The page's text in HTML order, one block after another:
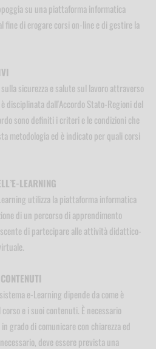
su una piattaforma informatica
fine di erogare corsi on-line e di gestire la
sicurezza e salute sul lavoro attraverso
disciplinata dall'Accordo Stato-Regioni del
sono definiti i criteri e le condizioni che
metodologia ed è indicato per quali corsi
LEARNING
utilizza la piattaforma informatica
di un percorso di apprendimento
di partecipare alle attività didattico-
e-Learning dipende da come è
e i suoi contenuti. È necessario
grado di comunicare con chiarezza ed
deve essere prevista una